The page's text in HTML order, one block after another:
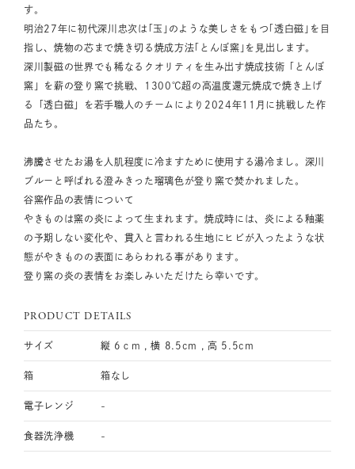
す。
明治27年に初代深川忠次は｢玉｣のような美しさをもつ｢透白磁｣を目
指し、焼物の芯まで焼き切る焼成方法｢とんぼ窯｣を見出します。
深川製磁の世界でも稀なるクオリティを生み出す焼成技術「とんぼ
窯」を薪の登り窯で挑戦、1300℃超の高温度還元焼成で焼き上げ
る「透白磁」を若手職人のチームにより2024年11月に挑戦した作
品たち。
沸騰させたお湯を人肌程度に冷ますために使用する湯冷まし。深川
ブルーと呼ばれる澄みきった瑠璃色が登り窯で焚かれました。
谷窯作品の表情について
やきものは窯の炎によって生まれます。焼成時には、炎による釉薬
の予期しない変化や、貫入と言われる生地にヒビが入ったような状
態がやきものの表面にあらわれる事があります。
登り窯の炎の表情をお楽しみいただけたら幸いです。
PRODUCT DETAILS
サイズ 縦 6ｃm , 横 8.5cm , 高 5.5cm
箱 箱なし
電子レンジ -
食器洗浄機 -